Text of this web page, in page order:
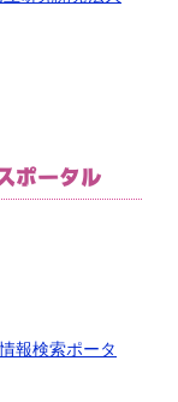
ポータル
報検索ポータ